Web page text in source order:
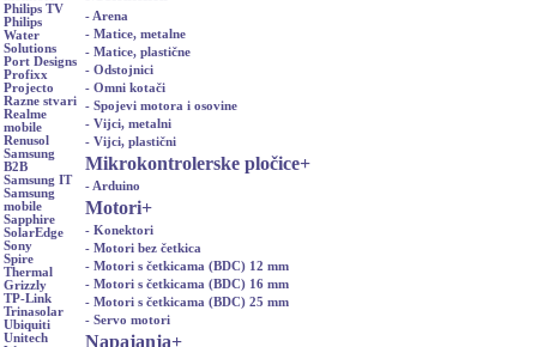
Philips TV
Philips
Water
Solutions
Port Designs
Profixx
Projecto
Razne stvari
Realme
mobile
Renusol
Samsung
B2B
Samsung IT
Samsung
mobile
Sapphire
SolarEdge
Sony
Spire
Thermal
Grizzly
TP-Link
Trinasolar
Ubiquiti
Unitech
- Arena
- Matice, metalne
- Matice, plastične
- Odstojnici
- Omni kotači
- Spojevi motora i osovine
- Vijci, metalni
- Vijci, plastični
Mikrokontrolerske pločice+
- Arduino
Motori+
- Konektori
- Motori bez četkica
- Motori s četkicama (BDC) 12 mm
- Motori s četkicama (BDC) 16 mm
- Motori s četkicama (BDC) 25 mm
- Servo motori
Napajanja+